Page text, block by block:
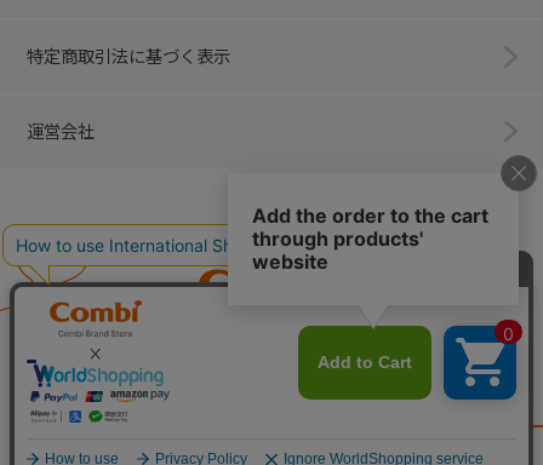
特定商取引法に基づく表示
運営会社
ベビー用品のコンビ株式会社